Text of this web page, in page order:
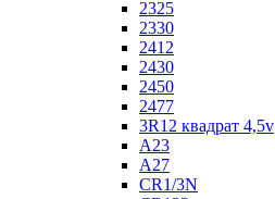
2325
2330
2412
2430
2450
2477
3R12 квадрат 4,5v
A23
A27
CR1/3N